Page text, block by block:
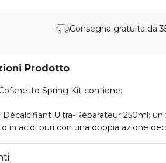
Consegna gratuita da
Prodotto
Spring Kit contiene:
Décalcifiant Ultra-Réparateur 250ml:
in acidi puri con una doppia azione
della rottura in superficie e all'interno